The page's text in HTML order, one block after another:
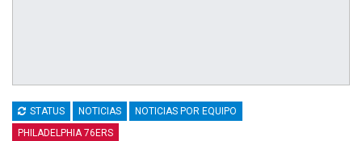
STATUS NOTICIAS
NOTICIAS POR EQUIPO
PHILADELPHIA 76ERS